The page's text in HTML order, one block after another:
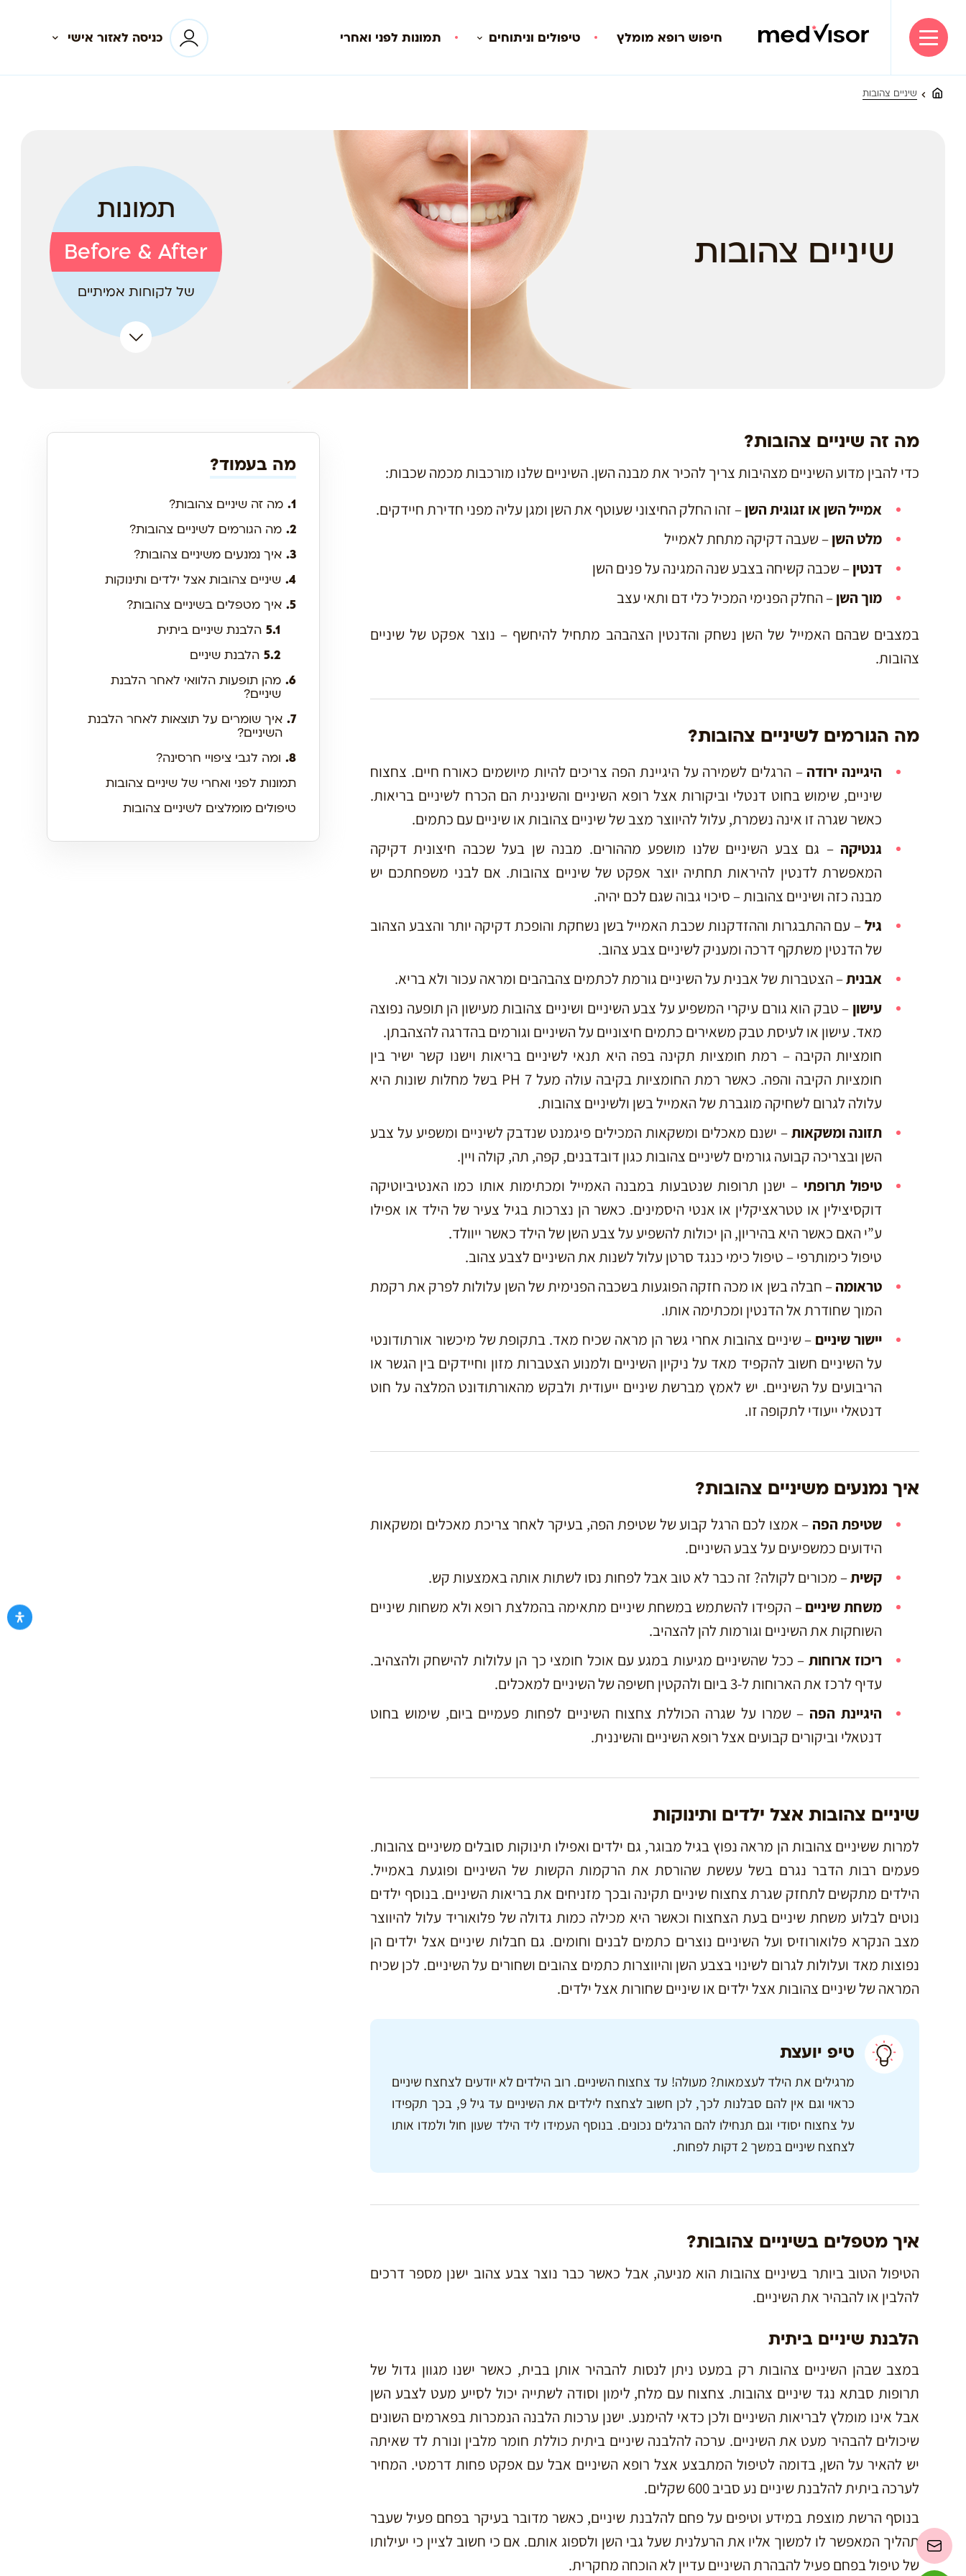
חיפוש רופא מומלץ טיפולים וניתוחים תמונות לפני ואחרי כניסה לאזור אישי
שיניים צהובות
שיניים צהובות
תמונות
Before & After
של לקוחות אמיתיים
מה זה שיניים צהובות?
כדי להבין מדוע השיניים מצהיבות צריך להכיר את מבנה השן. השיניים שלנו מורכבות מכמה שכבות:
אמייל השן או זגוגית השן– זהו החלק החיצוני שעוטף את השן ומגן עליה מפני חדירת חיידקים.
מלט השן– שעבה דקיקה מתחת לאמייל
דנטין– שכבה קשיחה בצבע שנה המגינה על פנים השן
מוך השן– החלק הפנימי המכיל כלי דם ותאי עצב
במצבים שבהם האמייל של השן נשחק והדנטין הצהבהב מתחיל להיחשף – נוצר אפקט של שיניים
צהובות.
מה הגורמים לשיניים צהובות?
היגיינה ירודה – הרגלים לשמירה על היגיינת הפה צריכים להיות מיושמים כאורח חיים. צחצוח
שיניים, שימוש בחוט דנטלי וביקורות אצל רופא השיניים והשיננית הם הכרח לשיניים בריאות.
כאשר שגרה זו אינה נשמרת, עלול להיווצר מצב של שיניים צהובות או שיניים עם כתמים.
גנטיקה – גם צבע השיניים שלנו מושפע מההורים. מבנה שן בעל שכבה חיצונית דקיקה
המאפשרת לדנטין להיראות תחתיה יוצר אפקט של שיניים צהובות. אם לבני משפחתכם יש
מבנה כזה ושיניים צהובות – סיכוי גבוה שגם לכם יהיה.
גיל– עם ההתבגרות וההזדקנות שכבת האמייל בשן נשחקת והופכת דקיקה יותר והצבע הצהוב
של הדנטין משתקף דרכה ומעניק לשיניים צבע צהוב.
אבנית– הצטברות של אבנית על השיניים גורמת לכתמים צהבהבים ומראה עכור ולא בריא.
עישון – טבק הוא גורם עיקרי המשפיע על צבע השיניים ושיניים צהובות מעישון הן תופעה נפוצה
מאד. עישון או לעיסת טבק משאירים כתמים חיצוניים על השיניים וגורמים בהדרגה להצהבתן.
חומציות הקיבה – רמת חומציות תקינה בפה היא תנאי לשיניים בריאות וישנו קשר ישיר בין
חומציות הקיבה והפה. כאשר רמת החומציות בקיבה עולה מעל 7 PH בשל מחלות שונות היא
עלולה לגרום לשחיקה מוגברת של האמייל בשן ולשיניים צהובות.
תזונה ומשקאות– ישנם מאכלים ומשקאות המכילים פיגמנט שנדבק לשיניים ומשפיע על צבע
השן ובצריכה קבועה גורמים לשיניים צהובות כגון דובדבנים, קפה, תה, קולה ויין.
טיפול תרופתי – ישנן תרופות שנטבעות במבנה האמייל ומכתימות אותו כמו האנטיביוטיקה
דוקסיצילין או טטראציקלין או אנטי היסמינים. כאשר הן נצרכות בגיל צעיר של הילד או אפילו
ע”י האם כאשר היא בהיריון, הן יכולות להשפיע על צבע השן של הילד כאשר ייוולד.
טיפול כימותרפי – טיפול כימי כנגד סרטן עלול לשנות את השיניים לצבע צהוב.
טראומה– חבלה בשן או מכה חזקה הפוגעות בשכבה הפנימית של השן עלולות לפרק את רקמת
המוך שחודרת אל הדנטין ומכתימה אותו.
יישור שיניים – שיניים צהובות אחרי גשר הן מראה שכיח מאד. בתקופת של מיכשור אורתודונטי
על השיניים חשוב להקפיד מאד על ניקיון השיניים ולמנוע הצטברות מזון וחיידקים בין הגשר או
הריבועים על השיניים. יש לאמץ מברשת שיניים ייעודית ולבקש מהאורתודונט המלצה על חוט
דנטאלי ייעודי לתקופה זו.
איך נמנעים משיניים צהובות?
שטיפת הפה – אמצו לכם הרגל קבוע של שטיפת הפה, בעיקר לאחר צריכת מאכלים ומשקאות
הידועים כמשפיעים על צבע השיניים.
קשית– מכורים לקולה? זה כבר לא טוב אבל לפחות נסו לשתות אותה באמצעות קש.
משחת שיניים– הקפידו להשתמש במשחת שיניים מתאימה בהמלצת רופא ולא משחות שיניים
השוחקות את השיניים וגורמות להן להצהיב.
ריכוז ארוחות – ככל שהשיניים מגיעות במגע עם אוכל חומצי כך הן עלולות להישחק ולהצהיב.
עדיף לרכז את הארוחות ל-3 ביום ולהקטין חשיפה של השיניים למאכלים.
היגיינת הפה – שמרו על שגרה הכוללת צחצוח השיניים לפחות פעמיים ביום, שימוש בחוט
דנטאלי וביקורים קבועים אצל רופא השיניים והשיננית.
שיניים צהובות אצל ילדים ותינוקות
למרות ששיניים צהובות הן מראה נפוץ בגיל מבוגר, גם ילדים ואפילו תינוקות סובלים משיניים צהובות.
פעמים רבות הדבר נגרם בשל עששת שהורסת את הרקמות הקשות של השיניים ופוגעת באמייל.
הילדים מתקשים לתחזק שגרת צחצוח שיניים תקינה ובכך מזניחים את בריאות השיניים. בנוסף ילדים
נוטים לבלוע משחת שיניים בעת הצחצוח וכאשר היא מכילה כמות גדולה של פלואוריד עלול להיווצר
מצב הנקרא פלואורוזיס ועל השיניים נוצרים כתמים לבנים וחומים. גם חבלות שיניים אצל ילדים הן
נפוצות מאד ועלולות לגרום לשינוי בצבע השן והיווצרות כתמים צהובים ושחורים על השיניים. לכן שכיח
המראה של שיניים צהובות אצל ילדים או שיניים שחורות אצל ילדים.
טיפ יועצת
מרגילים את הילד לעצמאות? מעולה! עד צחצוח השיניים. רוב הילדים לא יודעים לצחצח שיניים
כראוי וגם אין להם סבלנות לכך, לכן חשוב לצחצח לילדים את השיניים עד גיל 9, בכך תקפידו
על צחצוח יסודי וגם תנחילו להם הרגלים נכונים. בנוסף העמידו ליד הילד שעון חול ולמדו אותו
לצחצח שיניים במשך 2 דקות לפחות.
איך מטפלים בשיניים צהובות?
הטיפול הטוב ביותר בשיניים צהובות הוא מניעה, אבל כאשר כבר נוצר צבע צהוב ישנן מספר דרכים
להלבין או להבהיר את השיניים.
הלבנת שיניים ביתית
במצב שבהן השיניים צהובות רק במעט ניתן לנסות להבהיר אותן בבית, כאשר ישנו מגוון גדול של
תרופות סבתא נגד שיניים צהובות. צחצוח עם מלח, לימון וסודה לשתייה יכול לסייע מעט לצבע השן
אבל אינו מומלץ לבריאות השיניים ולכן כדאי להימנע. ישנן ערכות הלבנה הנמכרות בפארמים השונים
שיכולים להבהיר מעט את השיניים. ערכה להלבנה שיניים ביתית כוללת חומר מלבין ונורת לד שאיתה
יש להאיר על השן, בדומה לטיפול המתבצע אצל רופא השיניים אבל עם אפקט פחות דרמטי. המחיר
לערכה ביתית להלבנת שיניים נע סביב 600 שקלים.
בנוסף הרשת מוצפת במידע וטיפים על פחם להלבנת שיניים, כאשר מדובר בעיקר בפחם פעיל שעבר
תהליך המאפשר לו למשוך אליו את הרעלנית שעל גבי השן ולספוג אותם. אם כי חשוב לציין כי יעילותו
של טיפול בפחם פעיל להבהרת השיניים עדיין לא הוכחה מחקרית.
מה בעמוד?
1. מה זה שיניים צהובות?
2. מה הגורמים לשיניים צהובות?
3. איך נמנעים משיניים צהובות?
4. שיניים צהובות אצל ילדים ותינוקות
5. איך מטפלים בשיניים צהובות?
5.1 הלבנת שיניים ביתית
5.2 הלבנת שיניים
6. מהן תופעות הלוואי לאחר הלבנת
שיניים?
7. איך שומרים על תוצאות לאחר הלבנת
השיניים?
8. ומה לגבי ציפויי חרסינה?
תמונות לפני ואחרי של שיניים צהובות
טיפולים מומלצים לשיניים צהובות